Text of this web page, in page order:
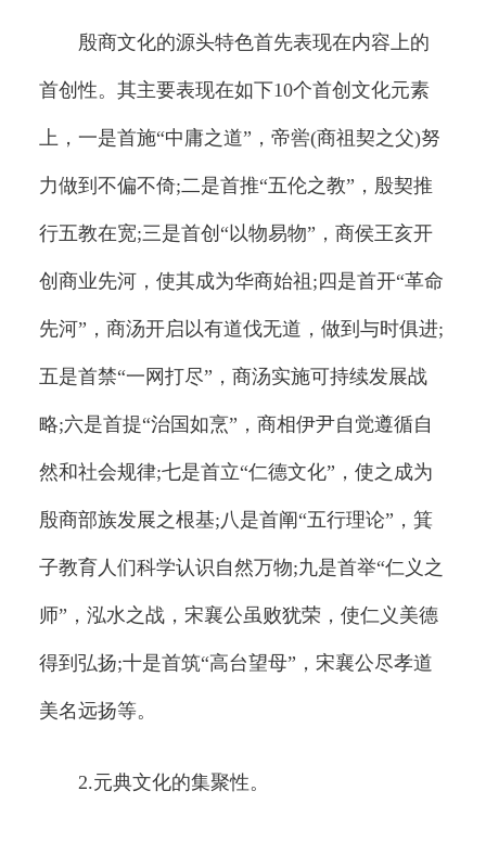
殷商文化的源头特色首先表现在内容上的
首创性。其主要表现在如下10个首创文化元素
上，一是首施“中庸之道”，帝喾(商祖契之父)努
力做到不偏不倚;二是首推“五伦之教”，殷契推
行五教在宽;三是首创“以物易物”，商侯王亥开
创商业先河，使其成为华商始祖;四是首开“革命
先河”，商汤开启以有道伐无道，做到与时俱进;
五是首禁“一网打尽”，商汤实施可持续发展战
略;六是首提“治国如烹”，商相伊尹自觉遵循自
然和社会规律;七是首立“仁德文化”，使之成为
殷商部族发展之根基;八是首阐“五行理论”，箕
子教育人们科学认识自然万物;九是首举“仁义之
师”，泓水之战，宋襄公虽败犹荣，使仁义美德
得到弘扬;十是首筑“高台望母”，宋襄公尽孝道
美名远扬等。
2.元典文化的集聚性。